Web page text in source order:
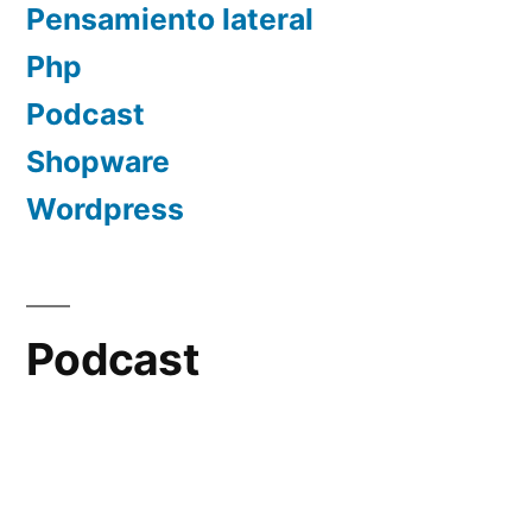
Pensamiento lateral
Php
Podcast
Shopware
Wordpress
Podcast